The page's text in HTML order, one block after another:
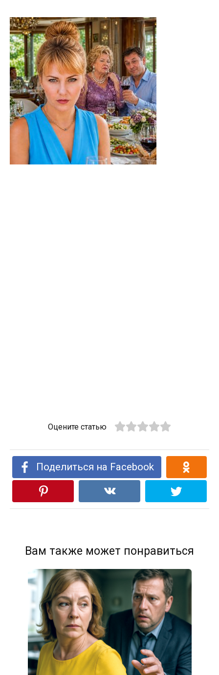
Оцените статью
Поделиться на Facebook
Вам также может понравиться